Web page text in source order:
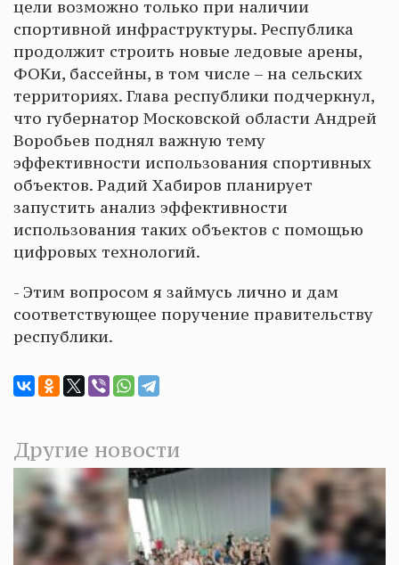
цели возможно только при наличии
спортивной инфраструктуры. Республика
продолжит строить новые ледовые арены,
ФОКи, бассейны, в том числе – на сельских
территориях. Глава республики подчеркнул,
что губернатор Московской области Андрей
Воробьев поднял важную тему
эффективности использования спортивных
объектов. Радий Хабиров планирует
запустить анализ эффективности
использования таких объектов с помощью
цифровых технологий.
- Этим вопросом я займусь лично и дам
соответствующее поручение правительству
республики.
Другие новости